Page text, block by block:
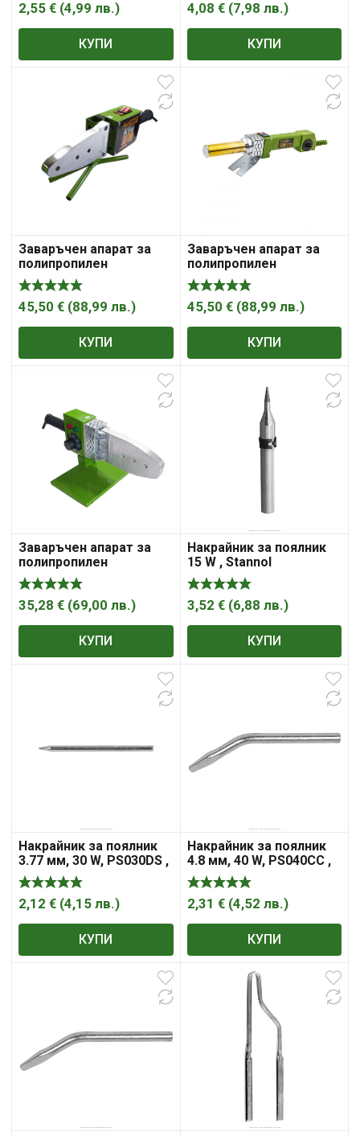
2,55 € (4,99 лв.)
КУПИ
4,08 € (7,98 лв.)
КУПИ
Заваръчен апарат за
полипропилен
PROCRAFT PL1500
45,50 € (88,99 лв.)
КУПИ
Заваръчен апарат за
полипропилен
PROCRAFT PL2000
45,50 € (88,99 лв.)
КУПИ
Заваръчен апарат за
полипропилен
PROCRAFT PL800
35,28 € (69,00 лв.)
КУПИ
Накрайник за поялник
15 W , Stannol
3,52 € (6,88 лв.)
КУПИ
Накрайник за поялник
3.77 мм, 30 W, PS030DS ,
Providus
2,12 € (4,15 лв.)
КУПИ
Накрайник за поялник
4.8 мм, 40 W, PS040CC ,
Providus
2,31 € (4,52 лв.)
КУПИ